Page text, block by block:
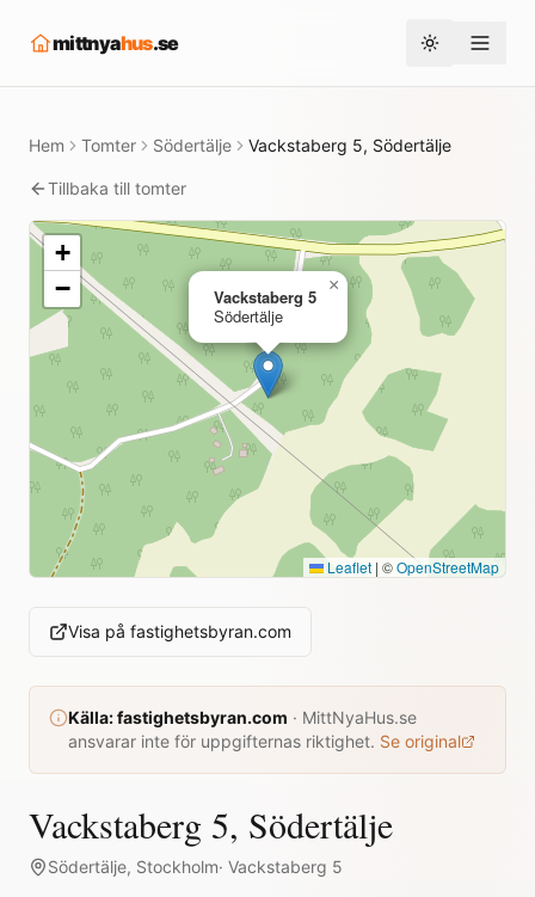
mittnyahus.se Toggle theme
Hem Tomter Södertälje Vackstaberg 5, Södertälje
Tillbaka till tomter
Vackstaberg 5
Södertälje
×
+
−
Leaflet | ©OpenStreetMap
Visa på fastighetsbyran.com
Källa:fastighetsbyran.com · MittNyaHus.se
ansvarar inte för uppgifternas riktighet. Se original
Vackstaberg 5, Södertälje
Södertälje, Stockholm· Vackstaberg 5